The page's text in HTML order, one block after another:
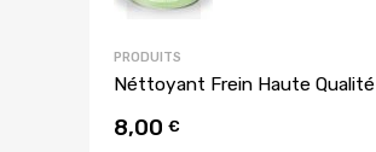
PRODUITS
Néttoyant Frein Haute Qualité
8,00 €